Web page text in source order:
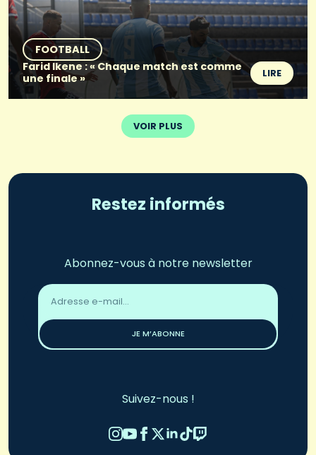
FOOTBALL
Farid Ikene : « Chaque match est comme
une finale »
LIRE
VOIR PLUS
Restez informés
Abonnez-vous à notre newsletter
Adresse
email
JE M’ABONNE
Suivez-nous !